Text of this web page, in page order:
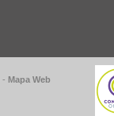
- Mapa Web